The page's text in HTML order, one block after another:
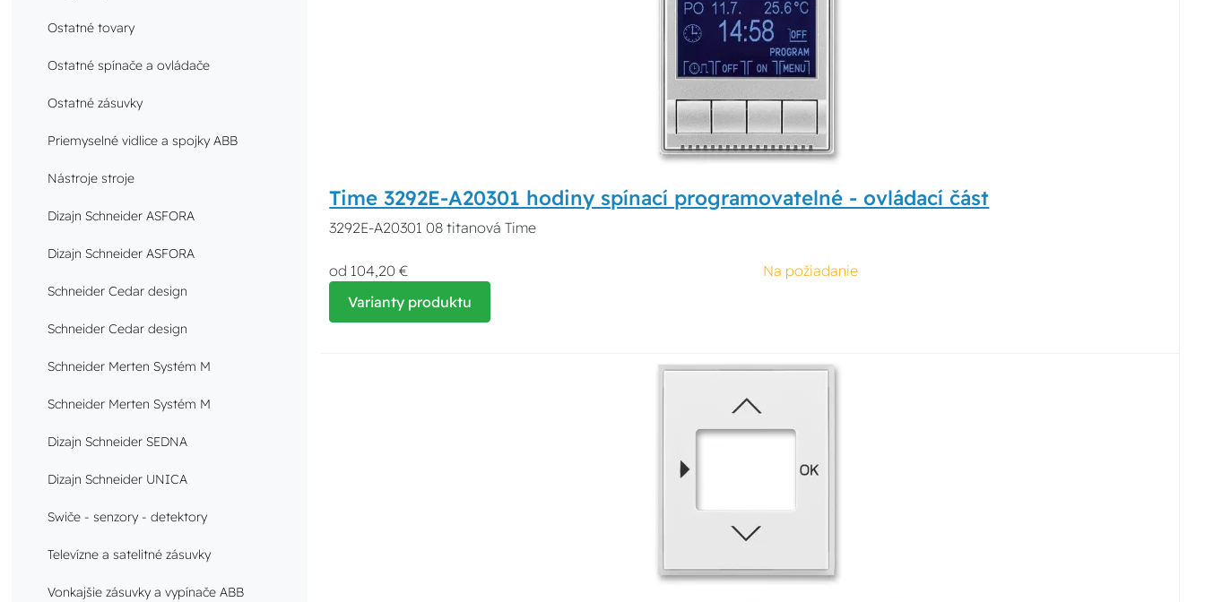
Ostatné tovary
Ostatné spínače a ovládače
Ostatné zásuvky
Priemyselné vidlice a spojky ABB
Nástroje stroje
Dizajn Schneider ASFORA
Dizajn Schneider ASFORA
Schneider Cedar design
Schneider Cedar design
Schneider Merten Systém M
Schneider Merten Systém M
Dizajn Schneider SEDNA
Dizajn Schneider UNICA
Swiče - senzory - detektory
Televízne a satelitné zásuvky
Vonkajšie zásuvky a vypínače ABB
Time 3292E-A20301 hodiny spínací programovatelné - ovládací část
3292E-A20301 08 titanová Time
od 104,20 €
Na požiadanie
Varianty produktu